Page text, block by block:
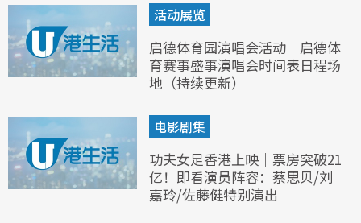
活动展览
启德体育园演唱会活动︱启德体
育赛事盛事演唱会时间表日程场
地（持续更新）
电影剧集
功夫女足香港上映｜票房突破21
亿！即看演员阵容：蔡思贝/刘
嘉玲/佐藤健特别演出